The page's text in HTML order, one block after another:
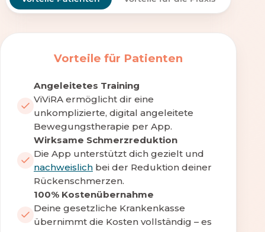
Vorteile für Patienten
Angeleitetes Training
ViViRA ermöglicht dir eine
unkomplizierte, digital angeleitete
Bewegungstherapie per App.
Wirksame Schmerzreduktion
Die App unterstützt dich gezielt und
nachweislich bei der Reduktion deiner
Rückenschmerzen.
100% Kostenübernahme
Deine gesetzliche Krankenkasse
übernimmt die Kosten vollständig – es